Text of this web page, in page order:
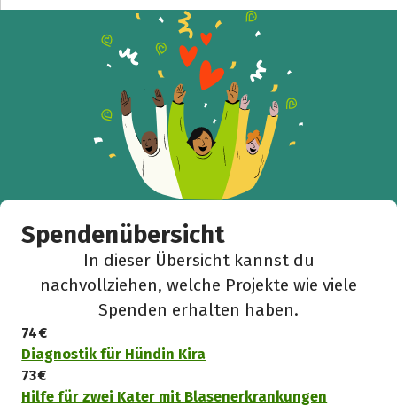
Spendenübersicht
In dieser Übersicht kannst du
nachvollziehen, welche Projekte wie viele
Spenden erhalten haben.
74 €
Diagnostik für Hündin Kira
73 €
Hilfe für zwei Kater mit Blasenerkrankungen